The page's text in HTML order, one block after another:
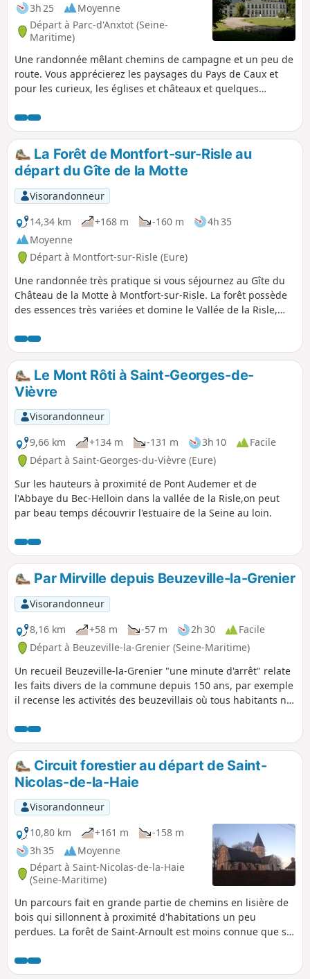
3h 25
Moyenne
Départ à Parc-d'Anxtot (Seine-
Maritime)
Une randonnée mêlant chemins de campagne et un peu de
route. Vous apprécierez les paysages du Pays de Caux et
pour les curieux, les églises et châteaux et quelques
pourrez faire une halte au bar de Gommerville... et enfin,
curiosité atypique de ce parcours : le cimetière aux chiens.
La Forêt de Montfort-sur-Risle au
départ du Gîte de la Motte
Visorandonneur
14,34 km
+168 m -160 m
4h 35
Moyenne
Départ à Montfort-sur-Risle (Eure)
Une randonnée très pratique si vous séjournez au Gîte du
Château de la Motte à Montfort-sur-Risle. La forêt possède
des essences très variées et domine le Vallée de la Risle,
Le Mont Rôti à Saint-Georges-de-
Vièvre
Visorandonneur
9,66 km
+134 m -131 m 3h 10
Facile
Départ à Saint-Georges-du-Vièvre (Eure)
Sur les hauteurs à proximité de Pont Audemer et de
l'Abbaye du Bec-Helloin dans la vallée de la Risle,on peut
par beau temps découvrir l'estuaire de la Seine au loin.
Par Mirville depuis Beuzeville-la-Grenier
Visorandonneur
8,16 km
+58 m -57 m 2h 30
Facile
Départ à Beuzeville-la-Grenier (Seine-Maritime)
Un recueil Beuzeville-la-Grenier "une minute d'arrêt" relate
les faits divers de la commune depuis 150 ans, par exemple
il recense les activités des beuzevillais où tous habitants ne
tisseurs, il y avait un métier à tisser dans presque toutes les
maisons.
Circuit forestier au départ de Saint-
Nicolas-de-la-Haie
Visorandonneur
10,80 km
+161 m
-158 m
3h 35
Moyenne
Départ à Saint-Nicolas-de-la-Haie
(Seine-Maritime)
Un parcours fait en grande partie de chemins en lisière de
bois qui sillonnent à proximité d'habitations un peu
perdues. La forêt de Saint-Arnoult est moins connue que sa